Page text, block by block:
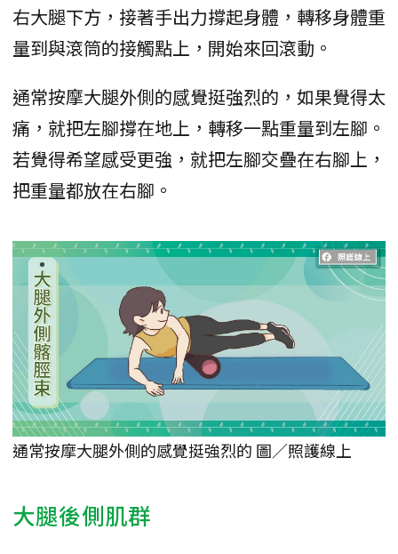
右大腿下方，接著手出力撐起身體，轉移身體重
量到與滾筒的接觸點上，開始來回滾動。
通常按摩大腿外側的感覺挺強烈的，如果覺得太
痛，就把左腳撐在地上，轉移一點重量到左腳。
若覺得希望感受更強，就把左腳交疊在右腳上，
把重量都放在右腳。
通常按摩大腿外側的感覺挺強烈的 圖／照護線上
大腿後側肌群